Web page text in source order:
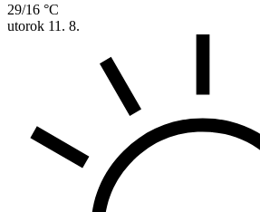
29/16 °C
utorok 11. 8.